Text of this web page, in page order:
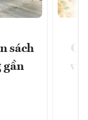
sách
gần
và